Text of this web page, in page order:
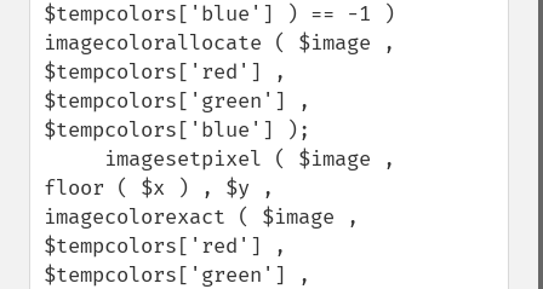
$tempcolors['blue'] ) == -1 )
imagecolorallocate ( $image ,
$tempcolors['red'] ,
$tempcolors['green'] ,
$tempcolors['blue'] );
floor ( $x ) , $y ,
imagecolorexact ( $image ,
$tempcolors['red'] ,
$tempcolors['green'] ,